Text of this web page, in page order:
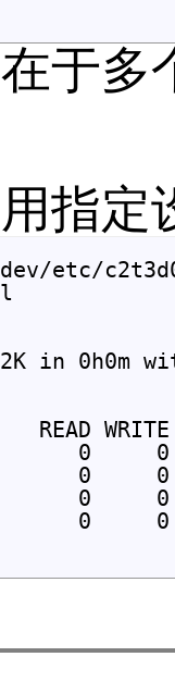
于多
指
etc/
in 0h0m
WRITE
0
0
0
0